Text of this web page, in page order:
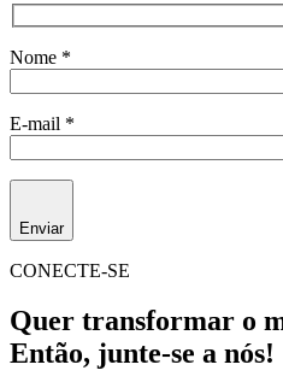
Nome *
E-mail *
Enviar
CONECTE-SE
Quer transformar o
Então, junte-se a nós!